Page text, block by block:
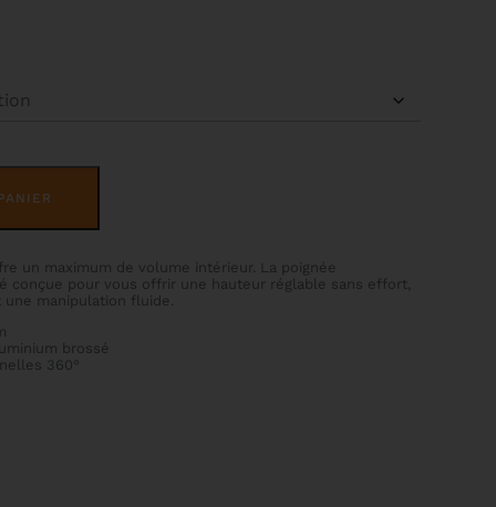
un maximum de volume intérieur. La poignée
conçue pour vous offrir une hauteur réglable sans effort,
manipulation fluide.
brossé
360°